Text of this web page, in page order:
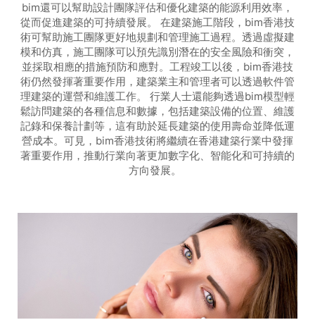
bim還可以幫助設計團隊評估和優化建築的能源利用效率，
從而促進建築的可持續發展。 在建築施工階段，bim香港技
術可幫助施工團隊更好地規劃和管理施工過程。透過虛擬建
模和仿真，施工團隊可以預先識別潛在的安全風險和衝突，
並採取相應的措施預防和應對。工程竣工以後，bim香港技
術仍然發揮著重要作用，建築業主和管理者可以透過軟件管
理建築的運營和維護工作。 行業人士還能夠透過bim模型輕
鬆訪問建築的各種信息和數據，包括建築設備的位置、維護
記錄和保養計劃等，這有助於延長建築的使用壽命並降低運
營成本。可見，bim香港技術將繼續在香港建築行業中發揮
著重要作用，推動行業向著更加數字化、智能化和可持續的
方向發展。